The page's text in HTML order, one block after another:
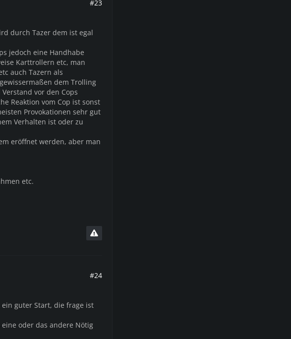
#23
durch Tazer dem ist egal
jedoch eine Handhabe
Karttrollern etc, man
auch Tazern als
dem Trolling
vor den Cops
Reaktion vom Cop ist sonst
Provokationen sehr gut
Verhalten ist oder zu
eröffnet werden, aber man
etc.
#24
guter Start, die frage ist
oder das andere Nötig